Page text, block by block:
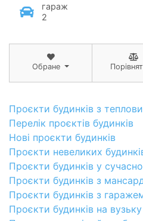
гараж
2
Обране
Проєкти будинків з
Перелік проєктів будинків
Нові проєкти будинків
Проєкти невеликих
Проєкти будинків у
Проєкти будинків з
Проєкти будинків з
Проєкти будинків на вузьку